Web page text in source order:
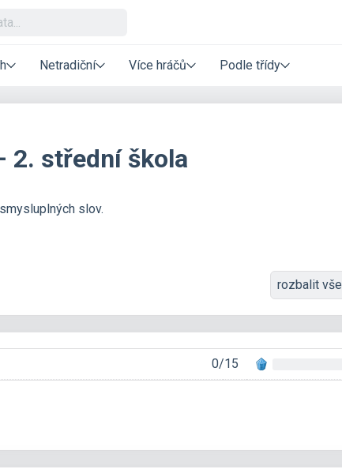
Netradiční Více hráčů Podle třídy
2. střední škola
slov.
rozbalit vše
0/15